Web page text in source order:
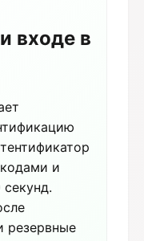
входе в
и
резервные